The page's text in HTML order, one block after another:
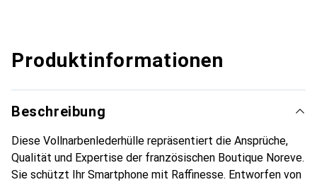
Produktinformationen
Beschreibung
Diese Vollnarbenlederhülle repräsentiert die Ansprüche,
Qualität und Expertise der französischen Boutique Noreve.
Sie schützt Ihr Smartphone mit Raffinesse. Entworfen von